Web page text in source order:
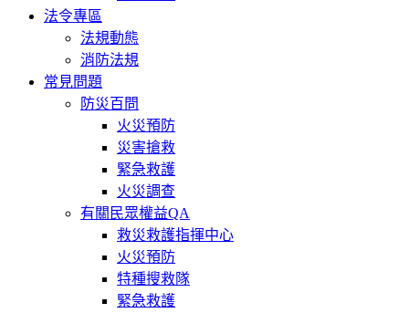
法令專區
法規動態
消防法規
常見問題
防災百問
火災預防
災害搶救
緊急救護
火災調查
有關民眾權益QA
救災救護指揮中心
火災預防
特種搜救隊
緊急救護